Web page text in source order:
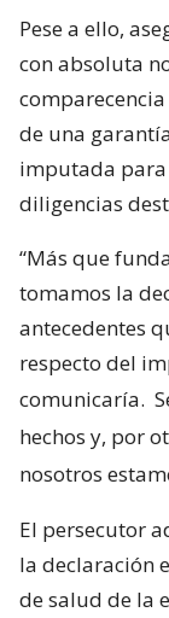
Pese a ello,
con absoluta
de una
imputada para
diligencias
“Más que
tomamos la
antecedentes
respecto del
comunicaría.
hechos y, por
nosotros
El persecutor
la declaración
de salud de la